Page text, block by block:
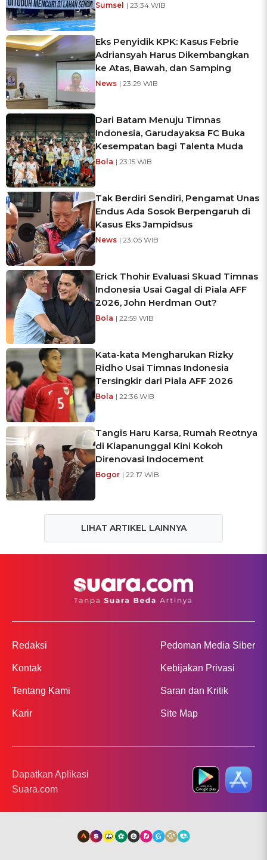
Sumsel | 23:34 WIB
Eks Penyidik KPK: Kasus Febrie
Adriansyah Harus Dikembangkan
ke Atas, Bawah, dan Samping
News | 23:29 WIB
Dari Batam Menuju Timnas
Indonesia, Garudayaksa FC Buka
Kesempatan bagi Talenta Muda
Bola | 23:15 WIB
Tak Berdiri Sendiri, Pengamat Unas
Endus Ada Sosok Berpengaruh di
Kasus Eks Jampidsus
News | 23:05 WIB
Erick Thohir Evaluasi Skuad Timnas
Indonesia Usai Gagal di Piala AFF
2026, John Herdman Out?
Bola | 22:59 WIB
Kata-kata Mengharukan Rizky
Ridho Usai Timnas Indonesia
Tersingkir dari Piala AFF 2026
Bola | 22:36 WIB
Tangis Haru Karsa, Rumah Reotnya
di Klapanunggal Kini Kokoh
Direnovasi Indocement
Bogor | 22:17 WIB
LIHAT ARTIKEL LAINNYA
Redaksi
Kontak
Tentang Kami
Karir
Pedoman Media Siber
Kebijakan Privasi
Saran dan Kritik
Site Map
Dapatkan Aplikasi
Suara.com